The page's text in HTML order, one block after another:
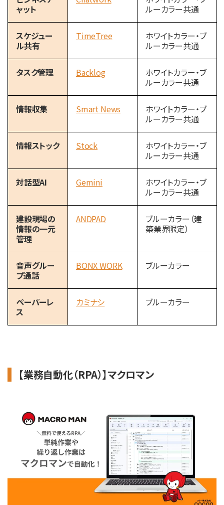
ャット
ルーカラー共通
スケジュー
ル共有
TimeTree
ホワイトカラー・ブ
ルーカラー共通
タスク管理 Backlog
ホワイトカラー・ブ
ルーカラー共通
情報収集 Smart News
ホワイトカラー・ブ
ルーカラー共通
情報ストック Stock
ホワイトカラー・ブ
ルーカラー共通
対話型AI Gemini
ホワイトカラー・ブ
ルーカラー共通
建設現場の
情報の一元
管理
ANDPAD
ブルーカラー（建
築業界限定）
音声グルー
プ通話
BONX WORK ブルーカラー
ペーパーレ
ス
カミナシ ブルーカラー
【業務自動化（RPA）】マクロマン